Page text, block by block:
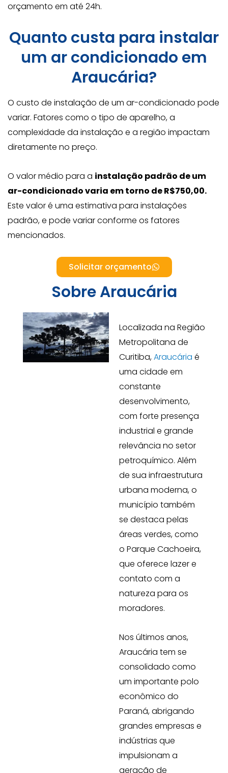
orçamento em até 24h.
Quanto custa para instalar
um ar condicionado em
Araucária?
O custo de instalação de um ar-condicionado pode
variar. Fatores como o tipo de aparelho, a
complexidade da instalação e a região impactam
diretamente no preço.
O valor médio para a instalação padrão de um
ar-condicionado varia em torno de R$750,00.
Este valor é uma estimativa para instalações
padrão, e pode variar conforme os fatores
mencionados.
Solicitar orçamento
Sobre Araucária
Localizada na Região
Metropolitana de
Curitiba,Araucária é
uma cidade em
constante
desenvolvimento,
com forte presença
industrial e grande
relevância no setor
petroquímico. Além
de sua infraestrutura
urbana moderna, o
município também
se destaca pelas
áreas verdes, como
o Parque Cachoeira,
que oferece lazer e
contato com a
natureza para os
moradores.
Nos últimos anos,
Araucária tem se
consolidado como
um importante polo
econômico do
Paraná, abrigando
grandes empresas e
indústrias que
impulsionam a
geração de